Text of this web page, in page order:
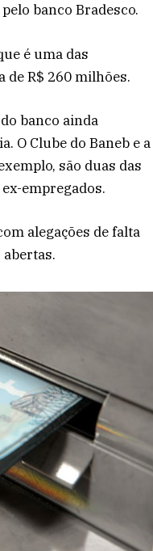
banco Bradesco.
é uma das
R$ 260 milhões.
banco ainda
O Clube do Baneb e a
são duas das
empregados.
alegações de falta